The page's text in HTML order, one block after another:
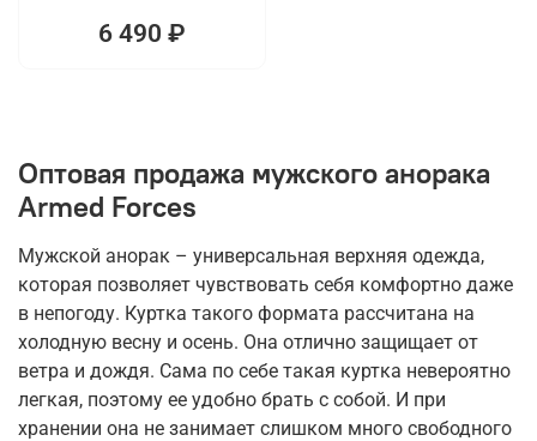
6 490 ₽
Оптовая продажа мужского анорака
Armed Forces
Мужской анорак – универсальная верхняя одежда,
которая позволяет чувствовать себя комфортно даже
в непогоду. Куртка такого формата рассчитана на
холодную весну и осень. Она отлично защищает от
ветра и дождя. Сама по себе такая куртка невероятно
легкая, поэтому ее удобно брать с собой. И при
хранении она не занимает слишком много свободного